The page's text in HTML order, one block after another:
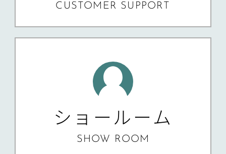
CUSTOMER SUPPORT
ショールーム
SHOW ROOM